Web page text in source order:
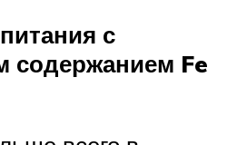
с
Fe